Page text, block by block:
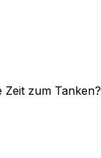
Zeit zum Tanken?